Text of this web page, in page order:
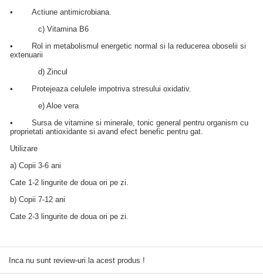
• Actiune antimicrobiana.
c) Vitamina B6
• Rol in metabolismul energetic normal si la reducerea oboselii si
extenuarii
d) Zincul
• Protejeaza celulele impotriva stresului oxidativ.
e) Aloe vera
• Sursa de vitamine si minerale, tonic general pentru organism cu
proprietati antioxidante si avand efect benefic pentru gat.
Utilizare
a) Copii 3-6 ani
Cate 1-2 lingurite de doua ori pe zi.
b) Copii 7-12 ani
Cate 2-3 lingurite de doua ori pe zi.
Inca nu sunt review-uri la acest produs !